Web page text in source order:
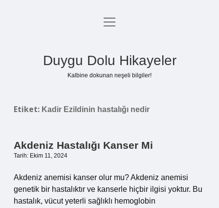
Anasayfa
menüyü
Duygu Dolu Hikayeler
Kalbine dokunan neşeli bilgiler!
Etiket: Kadir Ezildinin hastalığı nedir
Akdeniz Hastalığı Kanser Mi
Tarih: Ekim 11, 2024
Akdeniz anemisi kanser olur mu? Akdeniz anemisi
genetik bir hastalıktır ve kanserle hiçbir ilgisi yoktur. Bu
hastalık, vücut yeterli sağlıklı hemoglobin